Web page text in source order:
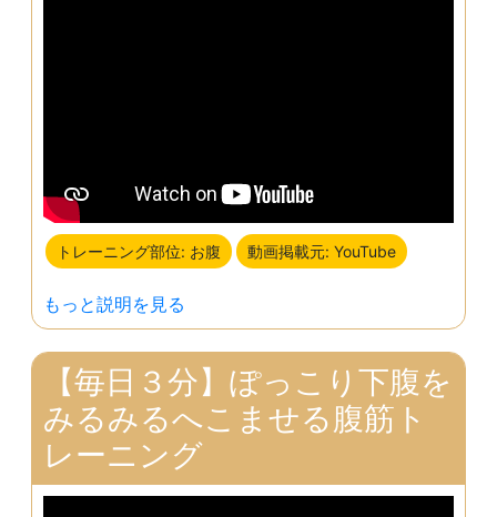
トレーニング部位: お腹 動画掲載元: YouTube
もっと説明を見る
【毎日３分】ぽっこり下腹を
みるみるへこませる腹筋ト
レーニング